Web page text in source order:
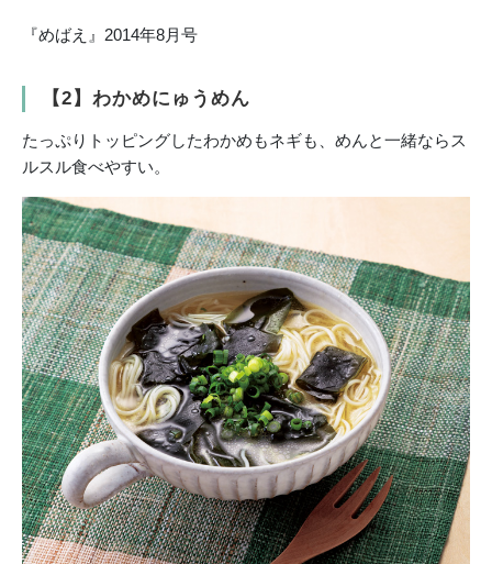
『めばえ』2014年8月号
【2】わかめにゅうめん
たっぷりトッピングしたわかめもネギも、めんと一緒ならス
ルスル食べやすい。